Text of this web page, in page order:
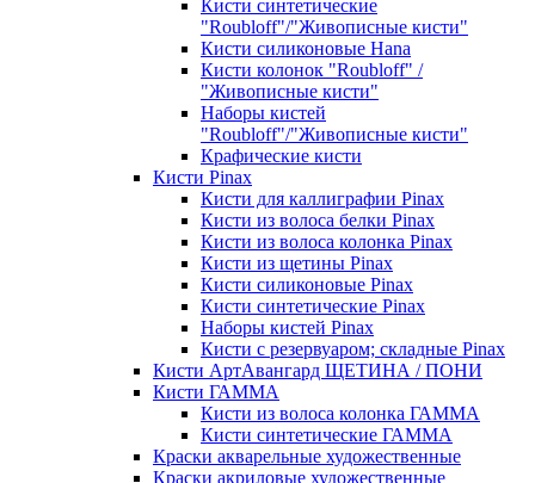
Кисти синтетические
"Roubloff"/"Живописные кисти"
Кисти силиконовые Hana
Кисти колонок "Roubloff" /
"Живописные кисти"
Наборы кистей
"Roubloff"/"Живописные кисти"
Крафические кисти
Кисти Pinax
Кисти для каллиграфии Pinax
Кисти из волоса белки Pinax
Кисти из волоса колонка Pinax
Кисти из щетины Pinax
Кисти силиконовые Pinax
Кисти синтетические Pinax
Наборы кистей Pinax
Кисти с резервуаром; складные Pinax
Кисти АртАвангард ЩЕТИНА / ПОНИ
Кисти ГАММА
Кисти из волоса колонка ГАММА
Кисти синтетические ГАММА
Краски акварельные художественные
Краски акриловые художественные